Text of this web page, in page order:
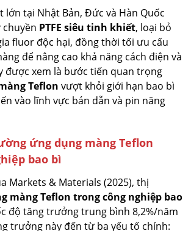
lớn tại Nhật Bản, Đức và Hàn Quốc
PTFE siêu tinh khiết, loại bỏ
fluor độc hại, đồng thời tối ưu cấu
để nâng cao khả năng cách điện và
được xem là bước tiến quan trọng
Teflon vượt khỏi giới hạn bao bì
vào lĩnh vực bán dẫn và pin năng
ứng dụng màng Teflon
bao bì
Markets & Materials (2025), thị
màng Teflon trong công nghiệp bao
độ tăng trưởng trung bình 8,2%/năm
trưởng này đến từ ba yếu tố chính: